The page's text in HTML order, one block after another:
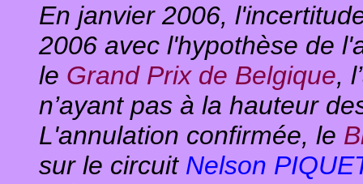
En janvier 2006,
2006 avec l'hypothèse de
le Grand Prix de Belgique,
n’ayant pas à la hauteur
L'annulation confirmée, le
sur le circuit Nelson